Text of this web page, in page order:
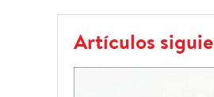
Artículos